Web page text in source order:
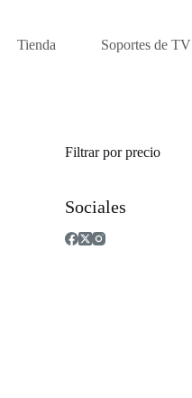
Tienda Soportes de TV
Filtrar por precio
Sociales